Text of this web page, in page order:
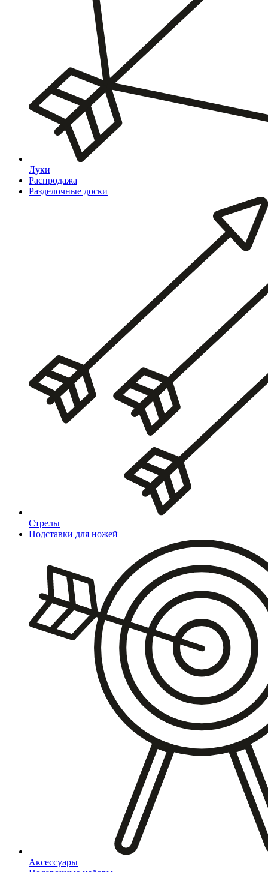
Луки
Распродажа
Разделочные доски
Стрелы
Подставки для ножей
Аксессуары